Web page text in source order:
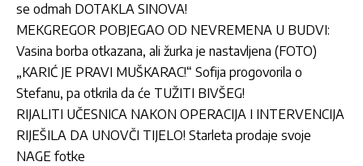
se odmah DOTAKLA SINOVA!
MEKGREGOR POBJEGAO OD NEVREMENA U BUDVI:
Vasina borba otkazana, ali žurka je nastavljena (FOTO)
„KARIĆ JE PRAVI MUŠKARAC!“ Sofija progovorila o
Stefanu, pa otkrila da će TUŽITI BIVŠEG!
RIJALITI UČESNICA NAKON OPERACIJA I INTERVENCIJA
RIJEŠILA DA UNOVČI TIJELO! Starleta prodaje svoje
NAGE fotke